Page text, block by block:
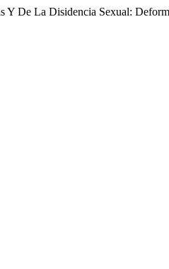
Y De La Disidencia Sexual: